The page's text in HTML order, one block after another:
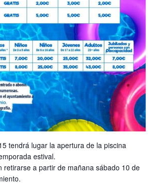
tendrá lugar la apertura de la piscina
estival.
retirarse a partir de mañana sábado 10 de